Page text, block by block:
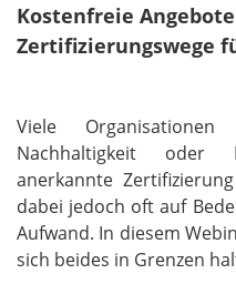
Kostenfreie
Zertifizierungswege
Viele
Nachhaltigkeit oder
anerkannte
dabei jedoch oft auf
Aufwand. In diesem
sich beides in Grenzen